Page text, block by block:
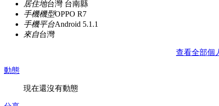
居住地台灣 台南縣
手機機型OPPO R7
手機平台Android 5.1.1
來自台灣
查看全部個
動態
現在還沒有動態